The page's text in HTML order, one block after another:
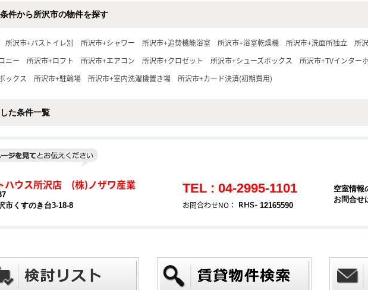
件から所沢市の物件を探す
所沢市+バストイレ別 所沢市+シャワー 所沢市+追焚機能浴室 所沢市+浴室乾燥機 所沢市+洗面所独立 所
ニー
所沢市+ロフト 所沢市+エアコン 所沢市+クロゼット 所沢市+シューズボックス 所沢市+TVインター
ックス
所沢市+駐輪場 所沢市+室内洗濯機置き場 所沢市+カード決済(初期費用)
た条件一覧
ハウス所沢店 (株)ノザワ産業
市くすのき台3-18-8
TEL : 04-2995-1101
お問合わせNO： 12165590
空室情報
お問合せ